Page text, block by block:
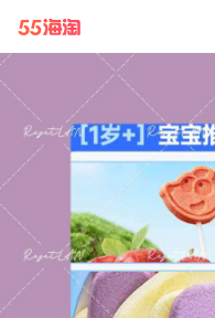
带你去官网买正品